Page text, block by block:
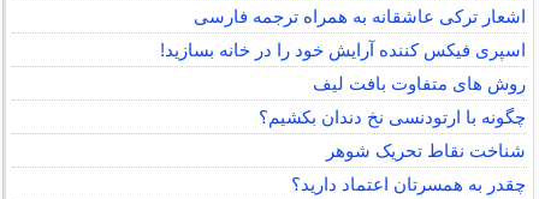
اشعار ترکی عاشقانه به همراه ترجمه فارسی
اسپری فیکس کننده آرایش خود را در خانه بسازید!
روش های متفاوت بافت لیف
چگونه با ارتودنسی نخ دندان بکشیم؟
شناخت نقاط تحریک شوهر
چقدر به همسرتان اعتماد دارید؟